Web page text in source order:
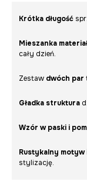
Krótka długość
Mieszanka
cały dzień.
Zestaw dwóch par
Gładka struktura
Wzór w paski i
Rustykalny motyw
stylizację.